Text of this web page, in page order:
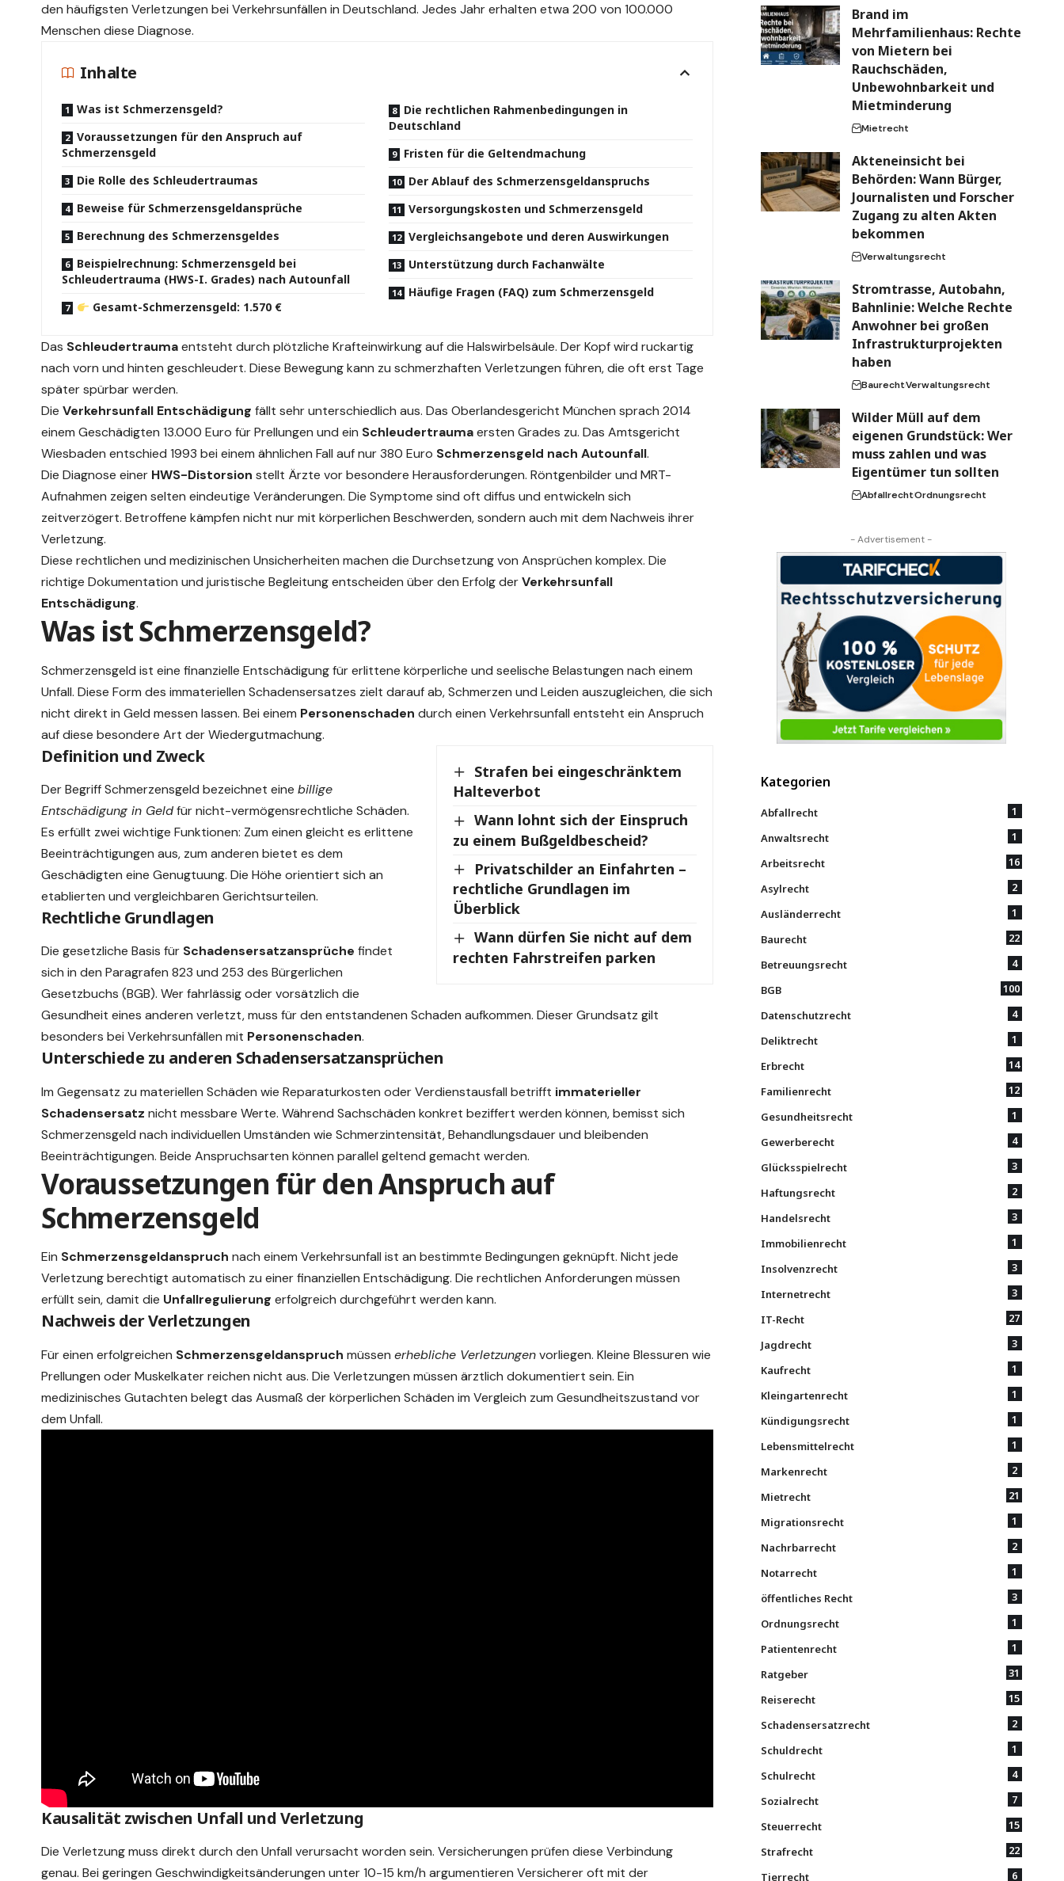
den häufigsten Verletzungen bei Verkehrsunfällen in Deutschland. Jedes Jahr erhalten etwa 200 von 100.000
Menschen diese Diagnose.
Inhalte
Was ist Schmerzensgeld?
Voraussetzungen für den Anspruch auf
Schmerzensgeld
Die Rolle des Schleudertraumas
Beweise für Schmerzensgeldansprüche
Berechnung des Schmerzensgeldes
Beispielrechnung: Schmerzensgeld bei
Schleudertrauma (HWS-I. Grades) nach Autounfall
Gesamt-Schmerzensgeld: 1.570 €
Die rechtlichen Rahmenbedingungen in
Deutschland
Fristen für die Geltendmachung
Der Ablauf des Schmerzensgeldanspruchs
Versorgungskosten und Schmerzensgeld
Vergleichsangebote und deren Auswirkungen
Unterstützung durch Fachanwälte
Häufige Fragen (FAQ) zum Schmerzensgeld
Das Schleudertraumaentsteht durch plötzliche Krafteinwirkung auf die Halswirbelsäule. Der Kopf wird ruckartig
nach vorn und hinten geschleudert. Diese Bewegung kann zu schmerzhaften Verletzungen führen, die oft erst Tage
später spürbar werden.
Die Verkehrsunfall Entschädigung fällt sehr unterschiedlich aus. Das Oberlandesgericht München sprach 2014
einem Geschädigten 13.000 Euro für Prellungen und ein Schleudertraumaersten Grades zu. Das Amtsgericht
Wiesbaden entschied 1993 bei einem ähnlichen Fall auf nur 380 Euro Schmerzensgeld nach Autounfall.
Die Diagnose einer HWS-Distorsion stellt Ärzte vor besondere Herausforderungen. Röntgenbilder und MRT-
Aufnahmen zeigen selten eindeutige Veränderungen. Die Symptome sind oft diffus und entwickeln sich
zeitverzögert. Betroffene kämpfen nicht nur mit körperlichen Beschwerden, sondern auch mit dem Nachweis ihrer
Verletzung.
Diese rechtlichen und medizinischen Unsicherheiten machen die Durchsetzung von Ansprüchen komplex. Die
richtige Dokumentation und juristische Begleitung entscheiden über den Erfolg derVerkehrsunfall
Entschädigung.
Was ist Schmerzensgeld?
Schmerzensgeld ist eine finanzielle Entschädigung für erlittene körperliche und seelische Belastungen nach einem
Unfall. Diese Form des immateriellen Schadensersatzes zielt darauf ab, Schmerzen und Leiden auszugleichen, die sich
nicht direkt in Geld messen lassen. Bei einem Personenschaden durch einen Verkehrsunfall entsteht ein Anspruch
auf diese besondere Art der Wiedergutmachung.
Strafen bei eingeschränktem
Halteverbot
Wann lohnt sich der Einspruch
zu einem Bußgeldbescheid?
Privatschilder an Einfahrten –
rechtliche Grundlagen im
Überblick
Wann dürfen Sie nicht auf dem
rechten Fahrstreifen parken
Definition und Zweck
Der Begriff Schmerzensgeld bezeichnet eine billige
Entschädigung in Geldfür nicht-vermögensrechtliche Schäden.
Es erfüllt zwei wichtige Funktionen: Zum einen gleicht es erlittene
Beeinträchtigungen aus, zum anderen bietet es dem
Geschädigten eine Genugtuung. Die Höhe orientiert sich an
etablierten und vergleichbaren Gerichtsurteilen.
Rechtliche Grundlagen
Die gesetzliche Basis für Schadensersatzansprüche findet
sich in den Paragrafen 823 und 253 des Bürgerlichen
Gesetzbuchs (BGB). Wer fahrlässig oder vorsätzlich die
Gesundheit eines anderen verletzt, muss für den entstandenen Schaden aufkommen. Dieser Grundsatz gilt
besonders bei Verkehrsunfällen mit Personenschaden.
Unterschiede zu anderen Schadensersatzansprüchen
Im Gegensatz zu materiellen Schäden wie Reparaturkosten oder Verdienstausfall betrifft immaterieller
Schadensersatz nicht messbare Werte. Während Sachschäden konkret beziffert werden können,bemisst sich
Schmerzensgeld nach individuellen Umständen wie Schmerzintensität, Behandlungsdauer und bleibenden
Beeinträchtigungen. Beide Anspruchsarten können parallel geltend gemacht werden.
Voraussetzungen für den Anspruch auf
Schmerzensgeld
Ein Schmerzensgeldanspruch nach einem Verkehrsunfall ist an bestimmte Bedingungen geknüpft. Nicht jede
Verletzung berechtigt automatisch zu einer finanziellen Entschädigung. Die rechtlichen Anforderungen müssen
erfüllt sein, damit die Unfallregulierung erfolgreich durchgeführt werden kann.
Nachweis der Verletzungen
Für einen erfolgreichen Schmerzensgeldanspruch müssen erhebliche Verletzungenvorliegen. Kleine Blessuren wie
Prellungen oder Muskelkater reichen nicht aus. Die Verletzungen müssen ärztlich dokumentiert sein. Ein
medizinisches Gutachten belegt das Ausmaß der körperlichen Schäden im Vergleich zum Gesundheitszustand vor
dem Unfall.
Kausalität zwischen Unfall und Verletzung
Die Verletzung muss direkt durch den Unfall verursacht worden sein. Versicherungen prüfen diese Verbindung
genau. Bei geringen Geschwindigkeitsänderungen unter 10-15 km/h argumentieren Versicherer oft mit der
Brand im
Mehrfamilienhaus: Rechte
von Mietern bei
Rauchschäden,
Unbewohnbarkeit und
Mietminderung
Mietrecht
Akteneinsicht bei
Behörden: Wann Bürger,
Journalisten und Forscher
Zugang zu alten Akten
bekommen
Verwaltungsrecht
Stromtrasse, Autobahn,
Bahnlinie: Welche Rechte
Anwohner bei großen
Infrastrukturprojekten
haben
BaurechtVerwaltungsrecht
Wilder Müll auf dem
eigenen Grundstück: Wer
muss zahlen und was
Eigentümer tun sollten
AbfallrechtOrdnungsrecht
- Advertisement -
Kategorien
Abfallrecht
1
Anwaltsrecht
1
Arbeitsrecht
16
Asylrecht
2
Ausländerrecht
1
Baurecht
22
Betreuungsrecht
4
BGB
100
Datenschutzrecht
4
Deliktrecht
1
Erbrecht
14
Familienrecht
12
Gesundheitsrecht
1
Gewerberecht
4
Glücksspielrecht
3
Haftungsrecht
2
Handelsrecht
3
Immobilienrecht
1
Insolvenzrecht
3
Internetrecht
3
IT-Recht
27
Jagdrecht
3
Kaufrecht
1
Kleingartenrecht
1
Kündigungsrecht
1
Lebensmittelrecht
1
Markenrecht
2
Mietrecht
21
Migrationsrecht
1
Nachrbarrecht
2
Notarrecht
1
öffentliches Recht
3
Ordnungsrecht
1
Patientenrecht
1
Ratgeber
31
Reiserecht
15
Schadensersatzrecht
2
Schuldrecht
1
Schulrecht
4
Sozialrecht
7
Steuerrecht
15
Strafrecht
22
Tierrecht
6